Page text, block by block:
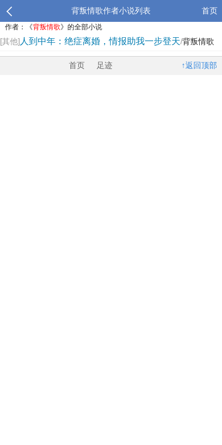
背叛情歌作者小说列表 首页
作者：《背叛情歌》的全部小说
[其他] 人到中年：绝症离婚，情报助我一步登天/背叛情歌
↑返回顶部
首页 足迹